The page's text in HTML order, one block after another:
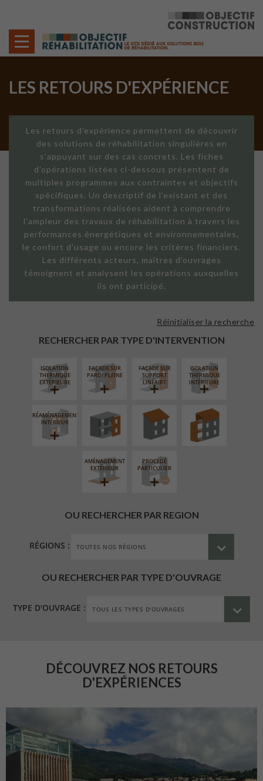
LES RETOURS D'EXPÉRIENCE
Les retours d'expérience permettent de découvrir
des solutions de réhabilitation singulières en
s'appuyant sur des cas concrets. Les fiches
d'opérations listées ci-dessous présentent de
multiples programmes aux contraintes et objectifs
spécifiques. Un descriptif de l'existant et des
transformations réalisées aident à comprendre
l'ampleur des travaux de réhabilitation à travers les
performances énergétiques et environnementales,
le confort d'usage ou encore les critères financiers.
Les différents acteurs, maîtres d'ouvrages
témoignent et analysent les opérations auxquelles
ils ont participé.
RECHERCHER PAR TYPE D'INTERVENTION
Réinitialiser la recherche
ISOLATION
THERMIQUE
EXTÉRIEURE
FAÇADE SUR
PAROI PLEINE
FAÇADE SUR
SUPPORT
LINÉAIRE
ISOLATION
THERMIQUE
INTÉRIEURE
RÉAMÉNAGEMENT
INTÉRIEUR
FERMETURE
LOGGIAS
RÉFECTION DES
TOITURES
SURÉLÉVATION
EXTENSION
AMÉNAGEMENT
EXTÉRIEUR
PROCÉDÉ
PARTICULIER
OU RECHERCHER PAR REGION
RÉGIONS :
OU RECHERCHER PAR TYPE D'OUVRAGE
TYPE D'OUVRAGE :
DÉCOUVREZ NOS RETOURS
D'EXPÉRIENCES